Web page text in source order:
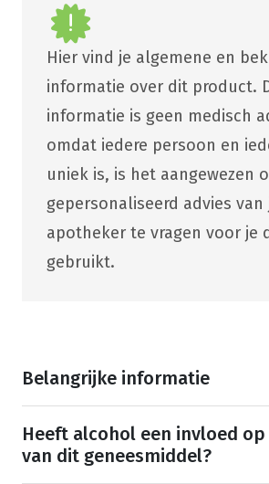
Hier vind je algemene en
informatie over dit product.
informatie is geen medisch
omdat iedere persoon en
uniek is, is het aangewezen
gepersonaliseerd advies
apotheker te vragen voor je
gebruikt.
Belangrijke informatie
Heeft alcohol een invloed
van dit geneesmiddel?